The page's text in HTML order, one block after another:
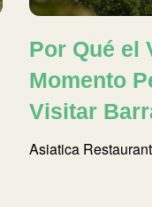
Por Qué el
Momento
Visitar
Asiatica